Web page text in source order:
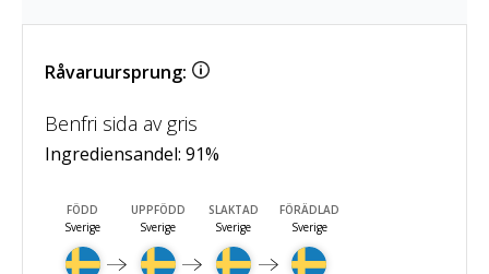
Råvaruursprung:
Benfri sida av gris
Ingrediensandel: 91%
FÖDD
Sverige
UPPFÖDD
Sverige
SLAKTAD
Sverige
FÖRÄDLAD
Sverige